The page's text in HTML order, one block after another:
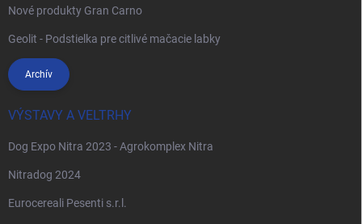
Nové produkty Gran Carno
Geolit - Podstielka pre citlivé mačacie labky
Archív
VÝSTAVY A VELTRHY
Dog Expo Nitra 2023 - Agrokomplex Nitra
Nitradog 2024
Eurocereali Pesenti s.r.l.